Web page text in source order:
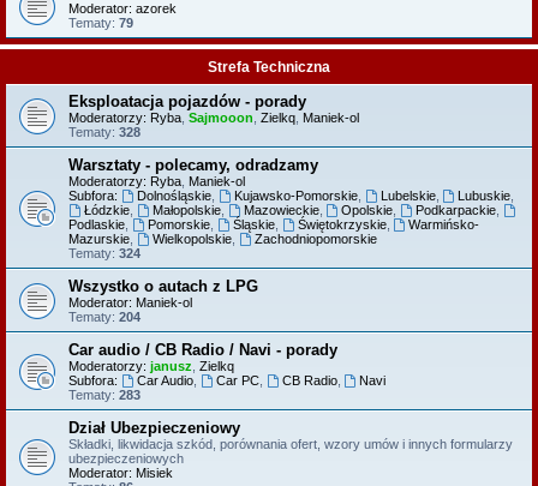
Moderator: azorek
Tematy: 79
Strefa Techniczna
Eksploatacja pojazdów - porady
Moderatorzy: Ryba Sajmooon Zielkq Maniek-ol
Tematy: 328
Warsztaty - polecamy, odradzamy
Moderatorzy: Ryba Maniek-ol
Subfora:
Dolnośląskie, Kujawsko-Pomorskie, Lubelskie, Lubuskie
Łódzkie, Małopolskie, Mazowieckie, Opolskie Podkarpackie
Podlaskie
Pomorskie, Śląskie, Świętokrzyskie,
Warmińsko-
Mazurskie
Wielkopolskie,
Zachodniopomorskie
Tematy: 324
Wszystko o autach z LPG
Moderator: Maniek-ol
Tematy: 204
Car audio / CB Radio / Navi - porady
Moderatorzy: janusz Zielkq
Subfora:
Car Audio, Car PC, CB Radio,
Navi
Tematy: 283
Dział Ubezpieczeniowy
Składki, likwidacja szkód, porównania ofert, wzory umów i innych formularzy
ubezpieczeniowych
Moderator: Misiek